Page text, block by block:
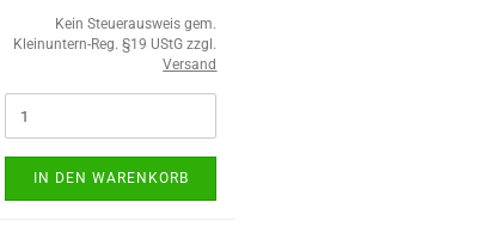
Kein Steuerausweis gem.
Kleinuntern-Reg. §19 UStG zzgl.
Versand
IN DEN WARENKORB